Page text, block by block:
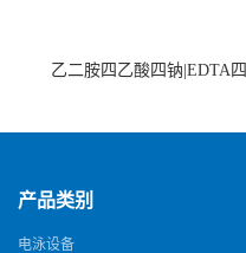
乙二胺四乙酸四钠|EDTA四
产品类别
电泳设备